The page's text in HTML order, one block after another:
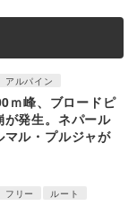
アルパイン
ｍ峰、ブロードピ
が発生。ネパール
マル・プルジャが
フリー ルート